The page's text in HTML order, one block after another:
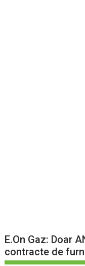
E.On Gaz: Doar
contracte de